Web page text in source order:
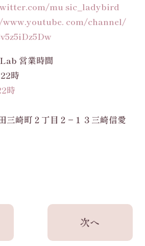
mu sic_ladybird
com/channel/
営業時間
時
時
三崎町２丁目２−１３三崎信愛
次へ